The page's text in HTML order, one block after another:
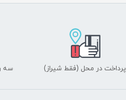
پرداخت در محل (فقط شیراز) سه